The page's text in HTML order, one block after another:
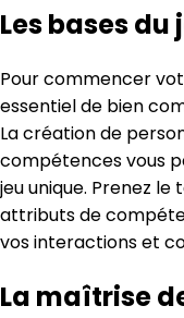
Les bases du
Pour commencer
essentiel de bien
La création de
compétences vous
jeu unique. Prenez
attributs de
vos interactions et
La maîtrise